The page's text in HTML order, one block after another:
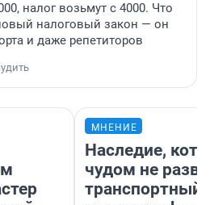
налог возьмут с 4000. Что
налоговый закон — он
и даже репетиторов
МНЕНИЕ
Наследие,
чудом не
транспортный